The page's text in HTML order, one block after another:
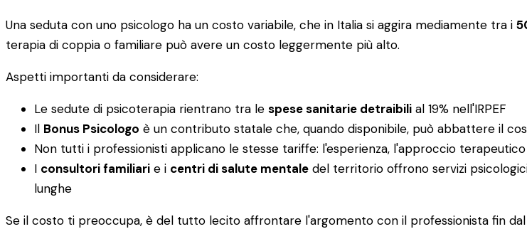
Una seduta con uno psicologo ha un costo variabile, che in Italia si aggira mediamente tra i
terapia di coppia o familiare può avere un costo leggermente più alto.
Aspetti importanti da considerare:
Le sedute di psicoterapia rientrano tra le spese sanitarie detraibili al 19% nell'IRPEF
Il Bonus Psicologo è un contributo statale che, quando disponibile, può abbattere il
Non tutti i professionisti applicano le stesse tariffe: l'esperienza, l'approccio
I consultori familiari e i centri di salute mentale del territorio offrono servizi
lunghe
Se il costo ti preoccupa, è del tutto lecito affrontare l'argomento con il professionista fin